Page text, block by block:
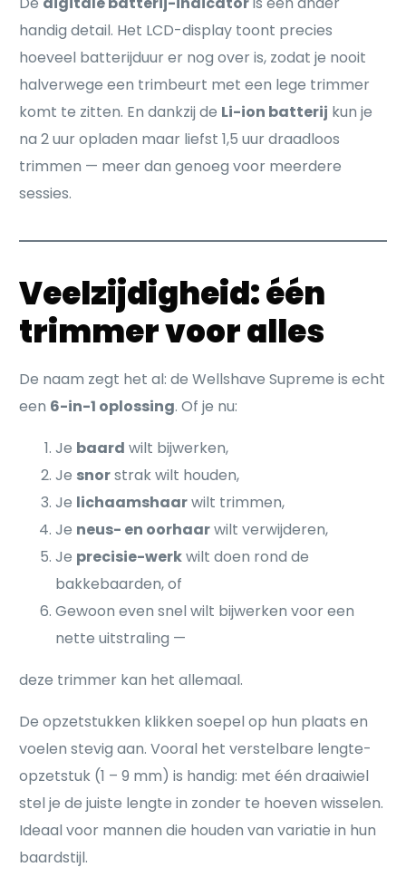
handig detail. Het LCD-display toont precies
hoeveel batterijduur er nog over is, zodat je nooit
halverwege een trimbeurt met een lege trimmer
komt te zitten. En dankzij de Li-ion batterij kun je
na 2 uur opladen maar liefst 1,5 uur draadloos
trimmen — meer dan genoeg voor meerdere
sessies.
Veelzijdigheid: één
trimmer voor alles
De naam zegt het al: de Wellshave Supreme is echt
een 6-in-1 oplossing. Of je nu:
Je baard wilt bijwerken,
Je snorstrak wilt houden,
Je lichaamshaarwilt trimmen,
Je neus- en oorhaarwilt verwijderen,
Je precisie-werkwilt doen rond de
bakkebaarden, of
Gewoon even snel wilt bijwerken voor een
nette uitstraling —
deze trimmer kan het allemaal.
De opzetstukken klikken soepel op hun plaats en
voelen stevig aan. Vooral het verstelbare lengte-
opzetstuk (1 – 9 mm) is handig: met één draaiwiel
stel je de juiste lengte in zonder te hoeven wisselen.
Ideaal voor mannen die houden van variatie in hun
baardstijl.